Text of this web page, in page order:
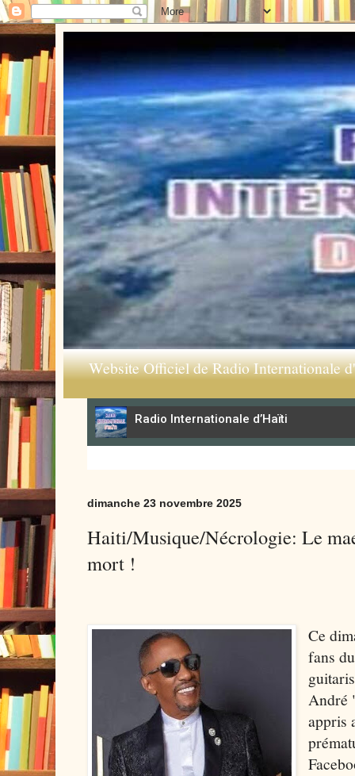
Website Officiel de Radio Internationale
dimanche 23 novembre 2025
Haiti/Musique/Nécrologie: Le
mort !
Ce
fans
André
appris